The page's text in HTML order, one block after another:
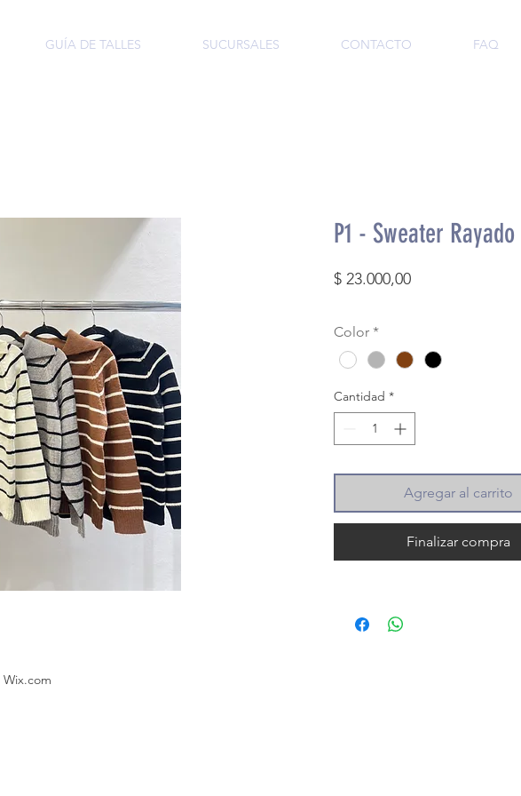
GUÍA DE TALLES SUCURSALES CONTACTO FAQ
P1 - Sweater Rayado
$ 23.000,00Precio
Color *
Cantidad *
Agregar al carrito
Finalizar compra
Wix.com